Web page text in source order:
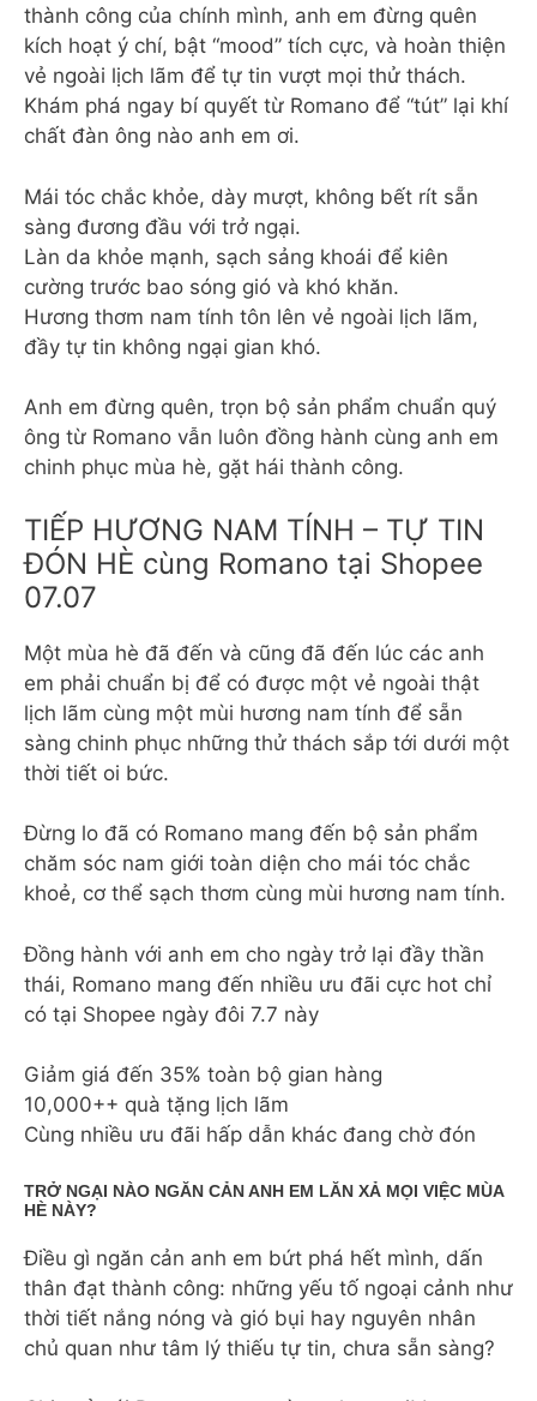
thành công của chính mình, anh em đừng quên
kích hoạt ý chí, bật “mood” tích cực, và hoàn thiện
vẻ ngoài lịch lãm để tự tin vượt mọi thử thách.
Khám phá ngay bí quyết từ Romano để “tút” lại khí
chất đàn ông nào anh em ơi.
Mái tóc chắc khỏe, dày mượt, không bết rít sẵn
sàng đương đầu với trở ngại.
Làn da khỏe mạnh, sạch sảng khoái để kiên
cường trước bao sóng gió và khó khăn.
Hương thơm nam tính tôn lên vẻ ngoài lịch lãm,
đầy tự tin không ngại gian khó.
Anh em đừng quên, trọn bộ sản phẩm chuẩn quý
ông từ Romano vẫn luôn đồng hành cùng anh em
chinh phục mùa hè, gặt hái thành công.
TIẾP HƯƠNG NAM TÍNH – TỰ TIN
ĐÓN HÈ cùng Romano tại Shopee
07.07
Một mùa hè đã đến và cũng đã đến lúc các anh
em phải chuẩn bị để có được một vẻ ngoài thật
lịch lãm cùng một mùi hương nam tính để sẵn
sàng chinh phục những thử thách sắp tới dưới một
thời tiết oi bức.
Đừng lo đã có Romano mang đến bộ sản phẩm
chăm sóc nam giới toàn diện cho mái tóc chắc
khoẻ, cơ thể sạch thơm cùng mùi hương nam tính.
Đồng hành với anh em cho ngày trở lại đầy thần
thái, Romano mang đến nhiều ưu đãi cực hot chỉ
có tại Shopee ngày đôi 7.7 này
Giảm giá đến 35% toàn bộ gian hàng
10,000++ quà tặng lịch lãm
Cùng nhiều ưu đãi hấp dẫn khác đang chờ đón
TRỞ NGẠI NÀO NGĂN CẢN ANH EM LĂN XẢ MỌI VIỆC MÙA
HÈ NÀY?
Điều gì ngăn cản anh em bứt phá hết mình, dấn
thân đạt thành công: những yếu tố ngoại cảnh như
thời tiết nắng nóng và gió bụi hay nguyên nhân
chủ quan như tâm lý thiếu tự tin, chưa sẵn sàng?